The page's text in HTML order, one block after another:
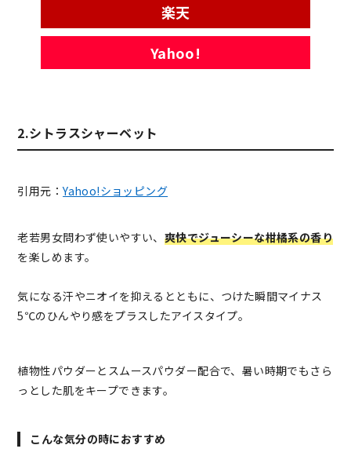
楽天
Yahoo!
2.シトラスシャーベット
引用元：Yahoo!ショッピング
老若男女問わず使いやすい、 爽快でジューシーな柑橘系の香り
を楽しめます。
気になる汗やニオイを抑えるとともに、つけた瞬間マイナス
5℃のひんやり感をプラスしたアイスタイプ。
植物性パウダーとスムースパウダー配合で、暑い時期でもさら
っとした肌をキープできます。
こんな気分の時におすすめ